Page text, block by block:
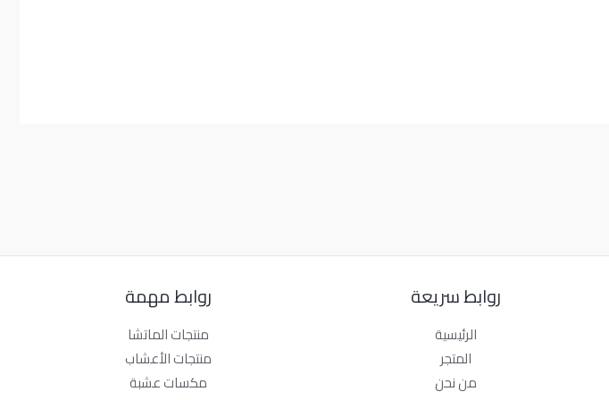
روابط سريعة
الرئيسية
المتجر
من نحن
روابط مهمة
منتجات الماتشا
منتجات الأعشاب
مكسات عشبة